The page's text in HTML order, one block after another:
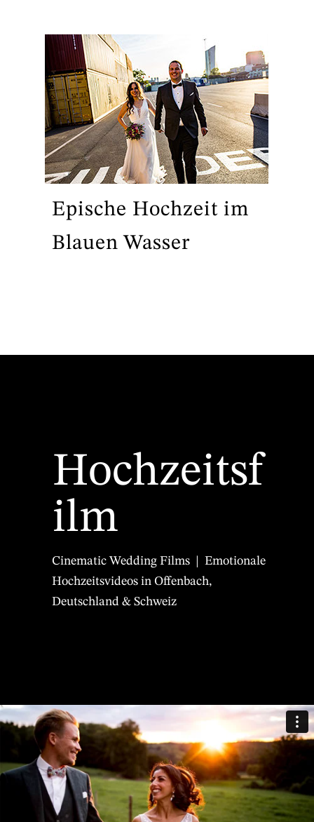
Epische Hochzeit im
Blauen Wasser
Hochzeitsf
ilm
Cinematic Wedding Films | Emotionale
Hochzeitsvideos in Offenbach,
Deutschland & Schweiz